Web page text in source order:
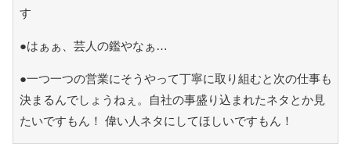
す
●はぁぁ、芸人の鑑やなぁ…
●一つ一つの営業にそうやって丁寧に取り組むと次の仕事も
決まるんでしょうねぇ。自社の事盛り込まれたネタとか見
たいですもん！ 偉い人ネタにしてほしいですもん！